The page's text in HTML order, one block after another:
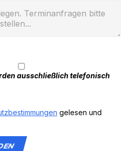
ausschließlich telefonisch
gelesen und